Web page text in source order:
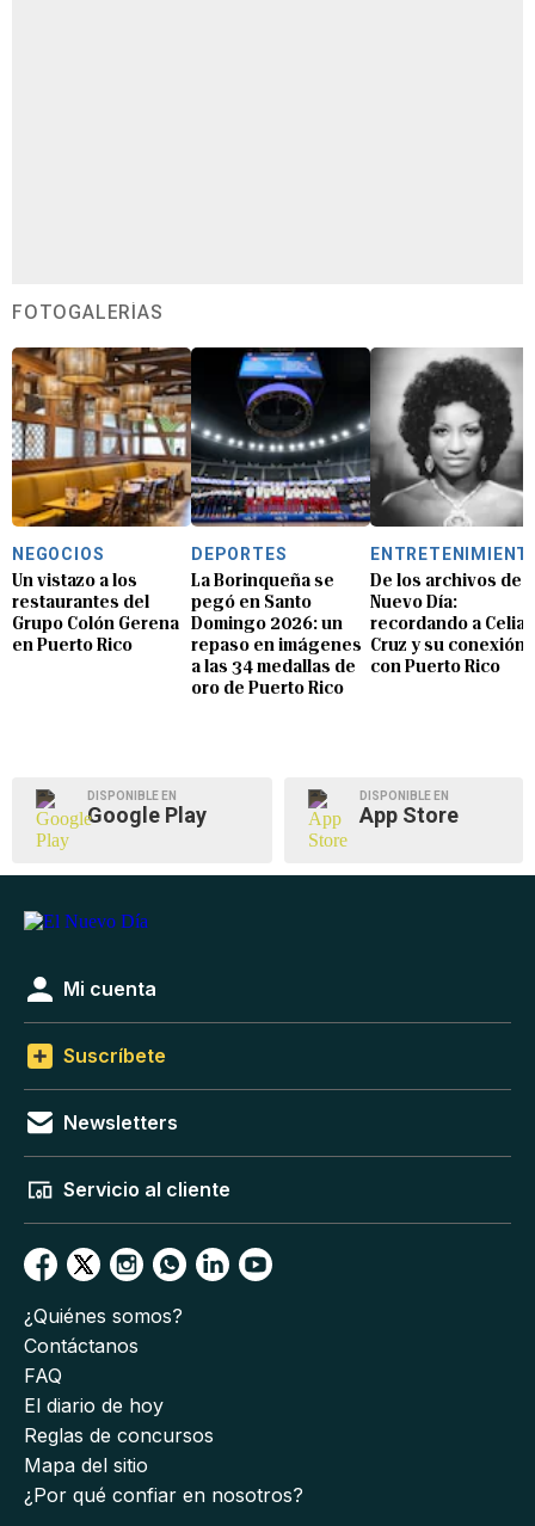
FOTOGALERÍAS
NEGOCIOS
Un vistazo a los
restaurantes del
Grupo Colón Gerena
en Puerto Rico
DEPORTES
La Borinqueña se
pegó en Santo
Domingo 2026: un
repaso en imágenes
a las 34 medallas de
oro de Puerto Rico
De los archivos de
Nuevo Día:
recordando a Celia
Cruz y su conexión
con Puerto Rico
DISPONIBLE EN
Google Play
DISPONIBLE EN
App Store
Mi cuenta
Suscríbete
Newsletters
Servicio al cliente
¿Quiénes somos?
Contáctanos
FAQ
El diario de hoy
Reglas de concursos
Mapa del sitio
¿Por qué confiar en nosotros?